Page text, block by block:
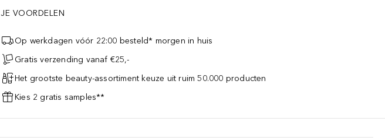
JE VOORDELEN
Op werkdagen vóór 22:00 besteld* morgen in huis
Gratis verzending vanaf €25,-
Het grootste beauty-assortiment keuze uit ruim 50.000 producten
Kies 2 gratis samples**